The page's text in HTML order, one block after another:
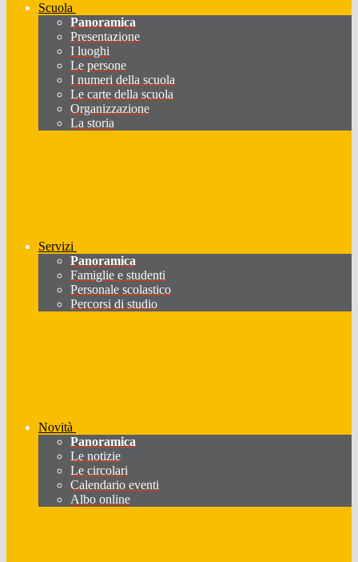
Scuola
Panoramica
Presentazione
I luoghi
Le persone
I numeri della scuola
Le carte della scuola
Organizzazione
La storia
Servizi
Panoramica
Famiglie e studenti
Personale scolastico
Percorsi di studio
Novità
Panoramica
Le notizie
Le circolari
Calendario eventi
Albo online